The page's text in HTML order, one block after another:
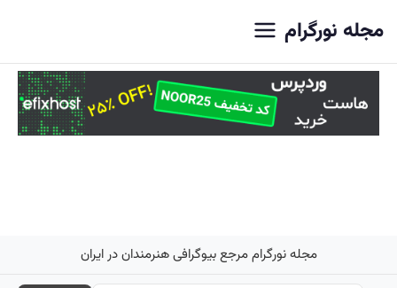
مجله نورگرام
مجله نورگرام مرجع بیوگرافی هنرمندان در ایران